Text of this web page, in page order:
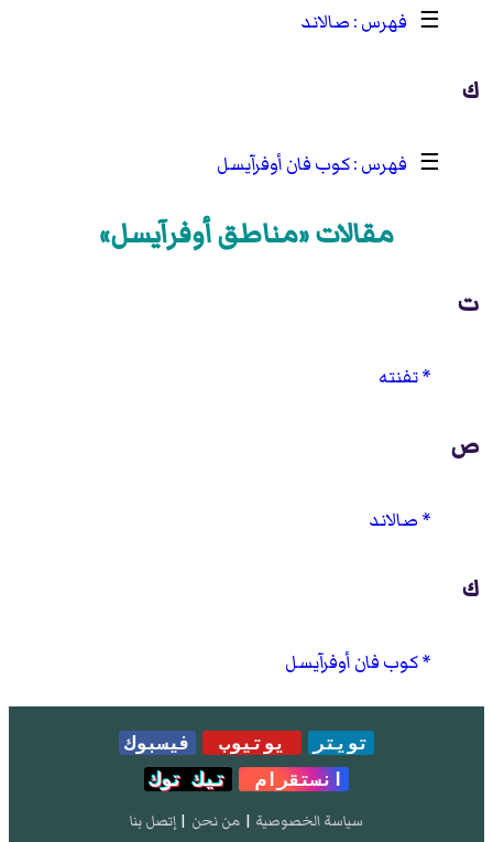
☰ صالاند
ك
☰ كوب فان أوفرآيسل
مقالات «مناطق أوفرآيسل»
ت
تفنته
ص
صالاند
ك
كوب فان أوفرآيسل
تويتر يوتيوب
فيسبوك
انستقرام
تيك توك
سياسة الخصوصية | من نحن | إتصل بنا